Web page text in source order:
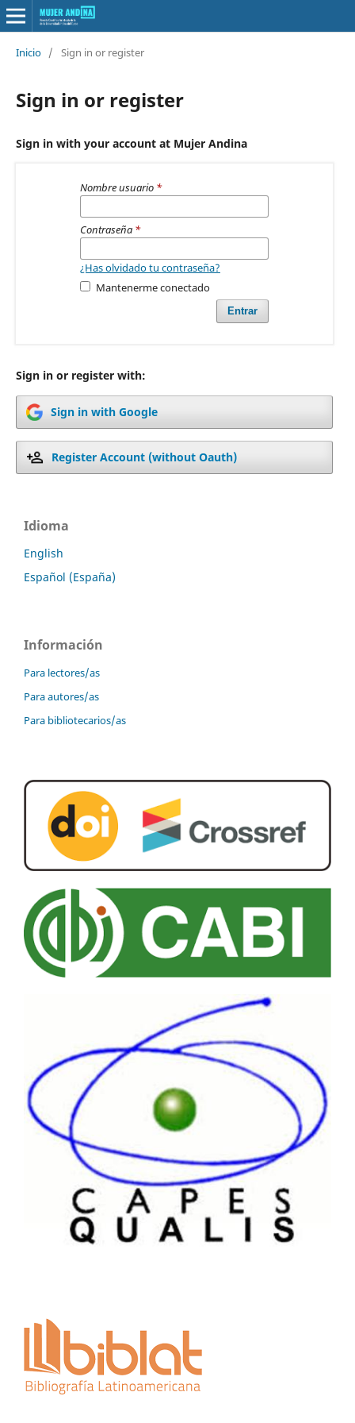
Inicio / Sign in or register
Sign in or register
Sign in with your account at Mujer Andina
Nombre usuario *
Contraseña *
¿Has olvidado tu contraseña?
Mantenerme conectado
Entrar
Sign in or register with:
Sign in with Google
Register Account (without Oauth)
Idioma
English
Español (España)
Información
Para lectores/as
Para autores/as
Para bibliotecarios/as